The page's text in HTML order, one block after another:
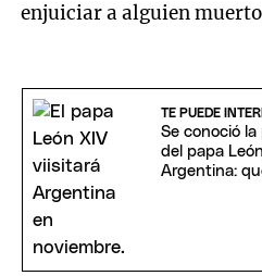
enjuiciar a alguien
TE PUEDE
Se conoció
del papa
Argentina: